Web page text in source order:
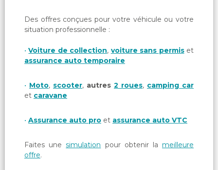
Des offres conçues pour votre véhicule ou votre
situation professionnelle :
Voiture de collection, voiture sans permiset
assurance auto temporaire
Moto, scooter, autres 2 roues, camping car
et caravane
Assurance auto pro et assurance auto VTC
Faites unesimulation pour obtenir lameilleure
offre.